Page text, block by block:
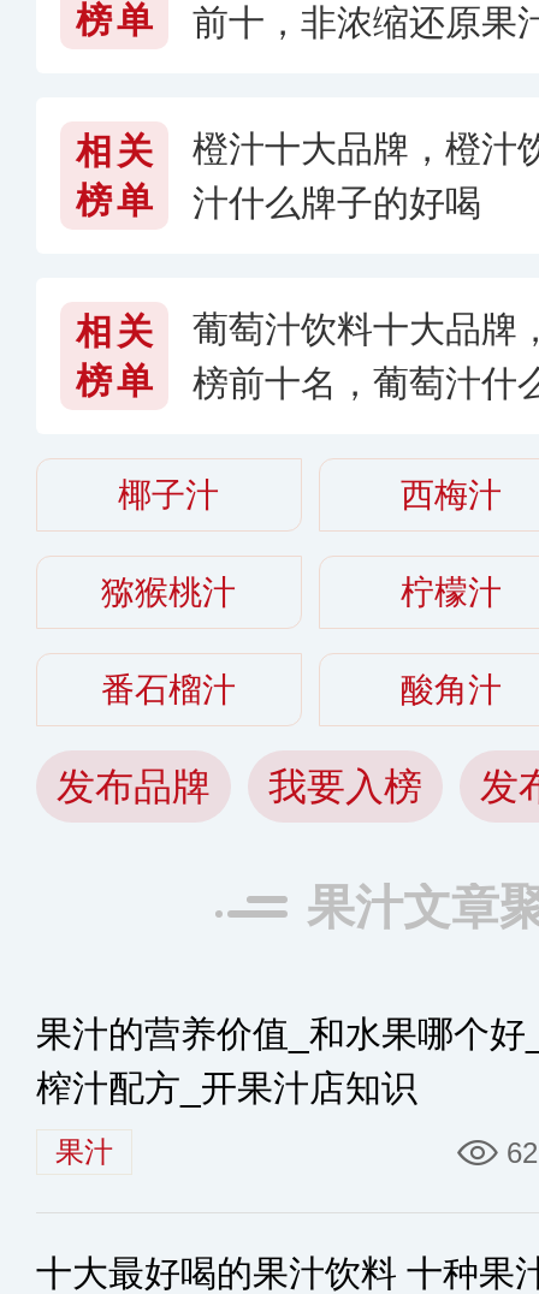
榜单 前十，非浓缩还原果
相关
榜单
橙汁十大品牌，橙汁
汁什么牌子的好喝
相关
榜单
葡萄汁饮料十大品牌
榜前十名，葡萄汁什
椰子汁 西梅汁
猕猴桃汁 柠檬汁
番石榴汁 酸角汁
发布品牌 我要入榜 发
果汁文章
果汁的营养价值_和水果哪个好
榨汁配方_开果汁店知识
果汁
十大最好喝的果汁饮料 十种果